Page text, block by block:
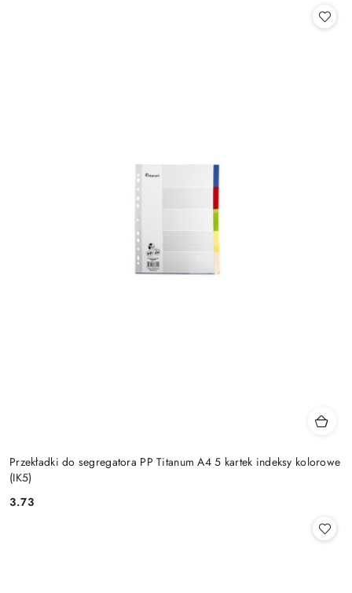
Przekładki do segregatora PP Titanum A4 5 kartek indeksy kolorowe
(IK5)
Cena:
3.73